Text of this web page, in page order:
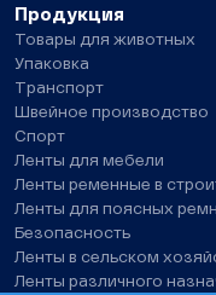
Продукция
Товары для животных
Упаковка
Транспорт
Швейное производство
Спорт
Ленты для мебели
Ленты ременные в
Ленты для поясных
Безопасность
Ленты в сельском
Ленты различного